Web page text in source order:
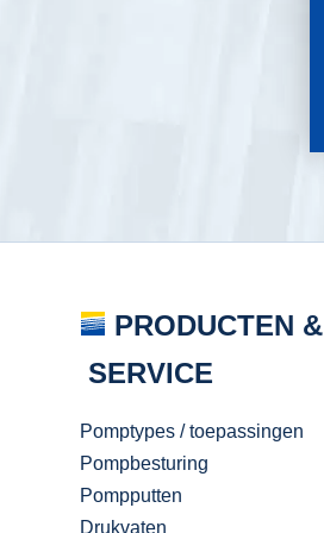
PRODUCTEN &
SERVICE
Pomptypes / toepassingen
Pompbesturing
Pompputten
Drukvaten